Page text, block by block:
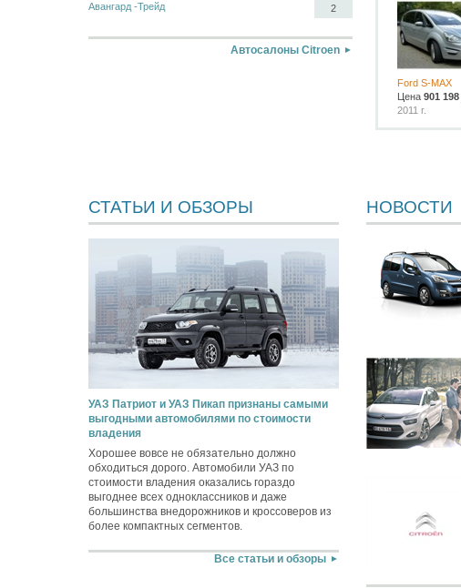
Авангард -Трейд 2
Автосалоны Citroen
Ford S-MAX
Цена901 198
2011 г.
СТАТЬИ И ОБЗОРЫ
УАЗ Патриот и УАЗ Пикап признаны самыми
выгодными автомобилями по стоимости
владения
Хорошее вовсе не обязательно должно
обходиться дорого. Автомобили УАЗ по
стоимости владения оказались гораздо
выгоднее всех одноклассников и даже
большинства внедорожников и кроссоверов из
более компактных сегментов.
Все статьи и обзоры
НОВОСТИ